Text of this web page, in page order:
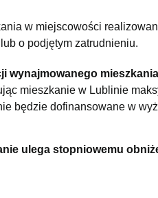
w miejscowości
o podjętym zatrudnieniu.
mieszkanie w Lublinie
będzie dofinansowane w
ulega stopniowemu